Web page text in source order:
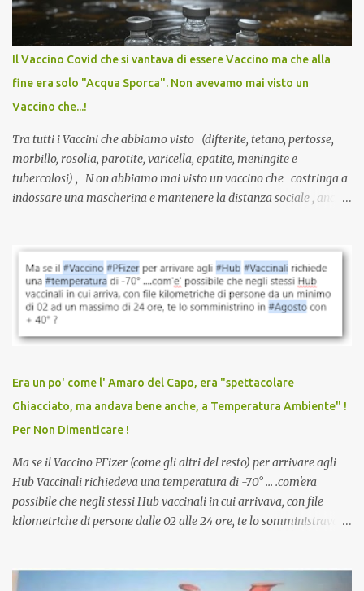
larga scala, ancora oggetto di studio e di discussione
internazionale serve solo una firma. La tua. Lo si somministra
anche a persone sane, giovani, senza fattori di rischio, spesso già
serve una prescrizione. Non c’è diagnosi. Non c’è presa in carico.
L’unico atto richiesto è una fi...
Il Vaccino Covid che si vantava di essere Vaccino ma che alla
fine era solo "Acqua Sporca". Non avevamo mai visto un
Vaccino che...!
Tra tutti i Vaccini che abbiamo visto (difterite, tetano, pertosse,
morbillo, rosolia, parotite, varicella, epatite, meningite e
tubercolosi) , N on abbiamo mai visto un vaccino che costringa a
indossare una mascherina e mantenere la distanza sociale , anche
vaccinazione. Non avevamo mai sentito parlare di ricompense,
sconti, incentivi per vaccinarsi. Non avevamo mai visto
discriminazioni per coloro che non l’hanno fatto. Se non sei stato
vaccinato, nessuno aveva prima cercato di farti sentire una
persona cattiva. Non avevamo mai visto un vaccino che minacci le
vaccino usato per minacciare i mezzi di sussistenza, il lavoro o la
scuola. Non avevamo mai visto un vaccino che permettesse a un
dodicenne di ignorare il consenso dei genitori. Dopo tutti i vaccini
che abbiamo elencato sopra...
Era un po' come l' Amaro del Capo, era "spettacolare
Ghiacciato, ma andava bene anche, a Temperatura Ambiente" !
Per Non Dimenticare !
Ma se il Vaccino PFizer (come gli altri del resto) per arrivare agli
Hub Vaccinali richiedeva una temperatura di -70° ... .com'era
possibile che negli stessi Hub vaccinali in cui arrivava, con file
kilometriche di persone dalle 02 alle 24 ore, te lo somministravano
Vaccino come: l' Amaro del Capo, era "spettacolare Ghiacciato, ma